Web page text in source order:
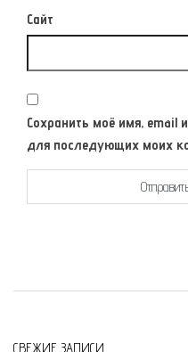
Сайт
Сохранить моё имя, email
для последующих моих
СВЕЖИЕ ЗАПИСИ